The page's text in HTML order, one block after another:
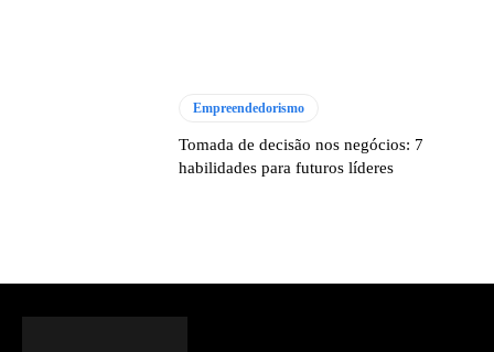
Empreendedorismo
Tomada de decisão nos negócios: 7
habilidades para futuros líderes